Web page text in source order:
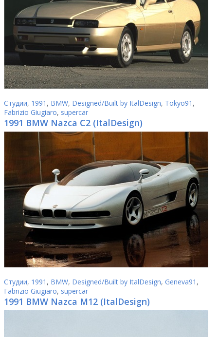
Студии, 1991 , BMW, Designed/Built by ItalDesign, Tokyo91 ,
Fabrizio Giugiaro, supercar
1991 BMW Nazca C2 (ItalDesign)
Студии, 1991 , BMW, Designed/Built by ItalDesign, Geneva91 ,
Fabrizio Giugiaro, supercar
1991 BMW Nazca M12 (ItalDesign)